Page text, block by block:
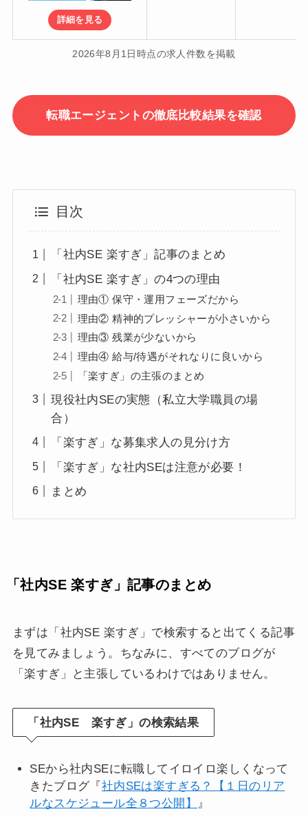
詳細を見る
2026年8月1日時点の求人件数を掲載
転職エージェントの徹底比較結果を確認
目次
「社内SE 楽すぎ」記事のまとめ
「社内SE 楽すぎ」の4つの理由
理由① 保守・運用フェーズだから
理由② 精神的プレッシャーが小さいから
理由③ 残業が少ないから
理由④ 給与/待遇がそれなりに良いから
「楽すぎ」の主張のまとめ
現役社内SEの実態（私立大学職員の場
合）
「楽すぎ」な募集求人の見分け方
「楽すぎ」な社内SEは注意が必要！
まとめ
「社内SE 楽すぎ」記事のまとめ
まずは「社内SE 楽すぎ」で検索すると出てくる記事
を見てみましょう。ちなみに、すべてのブログが
「楽すぎ」と主張しているわけではありません。
「社内SE 楽すぎ」の検索結果
SEから社内SEに転職してイロイロ楽しくなって
きたブログ『 社内SEは楽すぎる？【１日のリア
ルなスケジュール全８つ公開】
』